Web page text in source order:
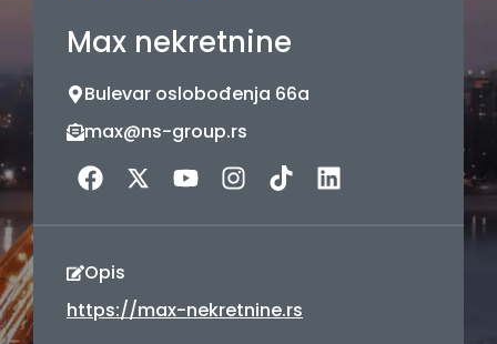
Max nekretnine
Bulevar oslobođenja 66a
max@ns-group.rs
Opis
https://max-nekretnine.rs